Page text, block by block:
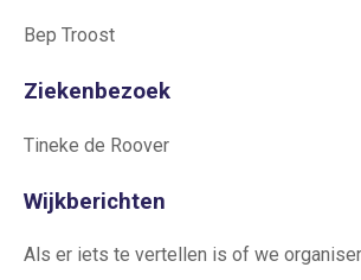
Bep Troost
Ziekenbezoek
Tineke de Roover
Wijkberichten
Als er iets te vertellen is of we